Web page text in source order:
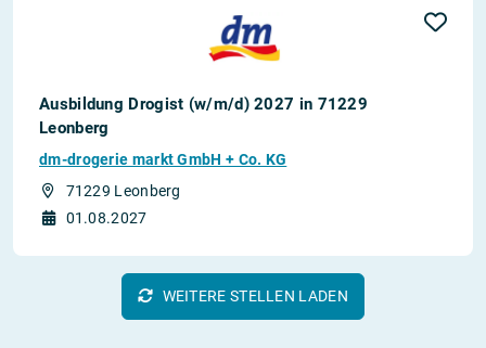
Ausbildung Drogist (w/m/d) 2027 in 71229
Leonberg
dm-drogerie markt GmbH + Co. KG
71229 Leonberg
01.08.2027
WEITERE STELLEN LADEN